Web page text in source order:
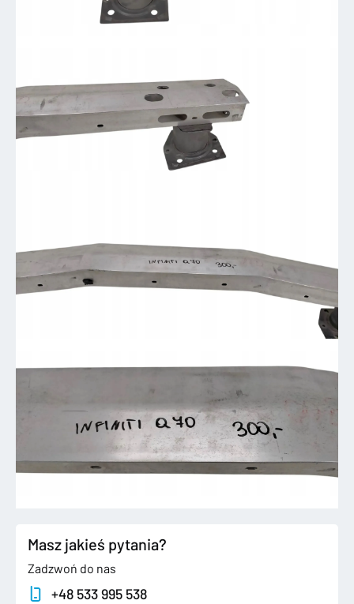
Masz jakieś pytania?
Zadzwoń do nas
+48 533 995 538